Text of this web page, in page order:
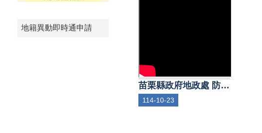
地籍異動即時通申請
苗栗縣政府地政處 防詐宣導影片-防詐不打烊
114-10-23